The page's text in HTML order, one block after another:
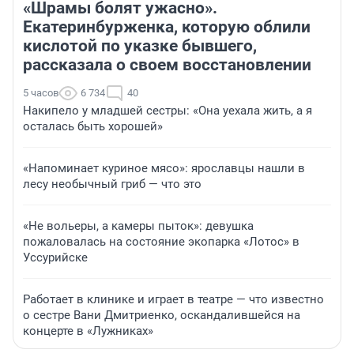
«Шрамы болят ужасно».
Екатеринбурженка, которую облили
кислотой по указке бывшего,
рассказала о своем восстановлении
5 часов 6 734 40
Накипело у младшей сестры: «Она уехала жить, а я
осталась быть хорошей»
«Напоминает куриное мясо»: ярославцы нашли в
лесу необычный гриб — что это
«Не вольеры, а камеры пыток»: девушка
пожаловалась на состояние экопарка «Лотос» в
Уссурийске
Работает в клинике и играет в театре — что известно
о сестре Вани Дмитриенко, оскандалившейся на
концерте в «Лужниках»